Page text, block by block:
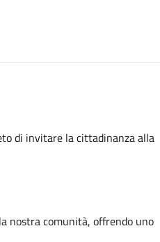
di invitare la cittadinanza alla
nostra comunità, offrendo uno